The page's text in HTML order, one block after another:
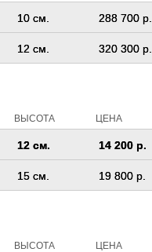
10 см. 288 700 р.
12 см. 320 300 р.
ВЫСОТА ЦЕНА
12 см. 14 200 р.
15 см. 19 800 р.
ВЫСОТА ЦЕНА